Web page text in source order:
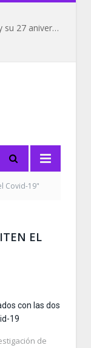
Barack y Michelle Obama celebran hoy su 27 aniversario de bodas
Covid-19"
EL
con las dos
19
de